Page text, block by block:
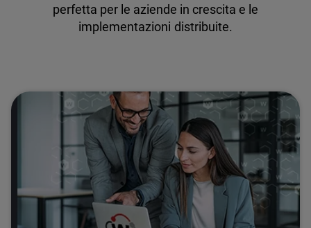
perfetta per le aziende in crescita e le
implementazioni distribuite.